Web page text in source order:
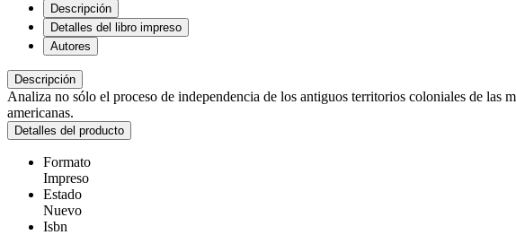
Descripción
Detalles del libro impreso
Autores
Descripción
Analiza no sólo el proceso de independencia de los antiguos territorios coloniales de las
americanas.
Detalles del producto
Formato
Impreso
Estado
Nuevo
Isbn